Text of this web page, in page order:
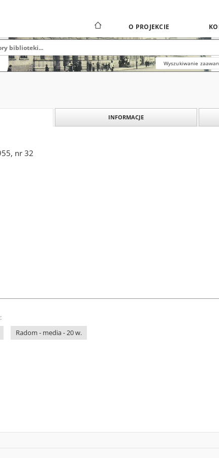
O PROJEKCIE
Wyszukiwanie
INFORMACJE
nr 32
Radom - media - 20 w.